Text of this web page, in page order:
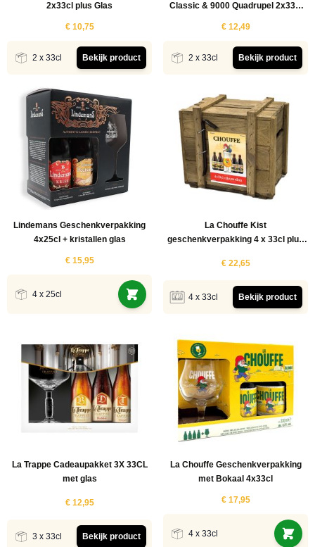
2x33cl plus Glas
€ 10,75
2 x 33cl Bekijk product
Classic & 9000 Quadrupel 2x33cl
€ 12,49
2 x 33cl Bekijk product
Lindemans Geschenkverpakking
4x25cl + kristallen glas
€ 15,95
4 x 25cl
La Chouffe Kist
geschenkverpakking 4 x 33cl plus
€ 22,65
4 x 33cl Bekijk product
La Trappe Cadeaupakket 3X 33CL
met glas
€ 12,95
3 x 33cl Bekijk product
La Chouffe Geschenkverpakking
met Bokaal 4x33cl
€ 17,95
4 x 33cl